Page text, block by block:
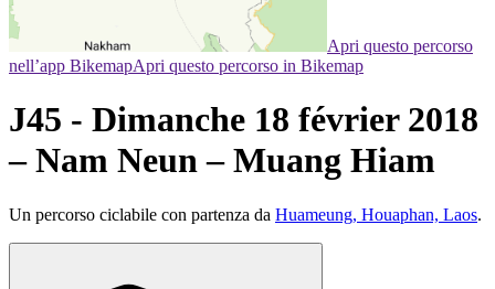
Apri questo percorso
nell’app BikemapApri questo percorso in Bikemap
J45 - Dimanche 18 février 2018
– Nam Neun – Muang Hiam
Un percorso ciclabile con partenza da Huameung, Houaphan, Laos.